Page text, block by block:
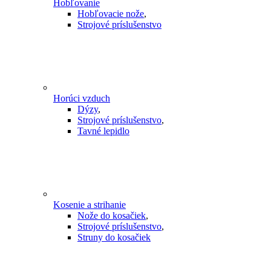
Hobľovanie
Hobľovacie nože,
Strojové príslušenstvo
Horúci vzduch
Dýzy,
Strojové príslušenstvo,
Tavné lepidlo
Kosenie a strihanie
Nože do kosačiek,
Strojové príslušenstvo,
Struny do kosačiek